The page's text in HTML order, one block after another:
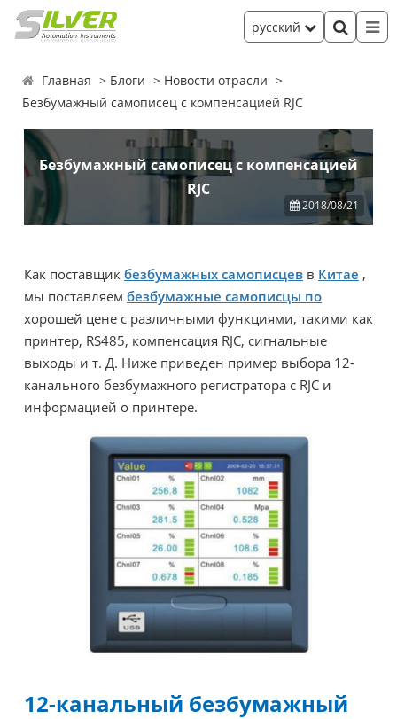
русский
Главная Блоги
Новости отрасли
Безбумажный самописец с компенсацией RJC
Безбумажный самописец с компенсацией
RJC
2018/08/21
Как поставщик безбумажных самописцев в Китае ,
мы поставляем безбумажные самописцы по
хорошей цене с различными функциями, такими как
принтер, RS485, компенсация RJC, сигнальные
выходы и т. Д. Ниже приведен пример выбора 12-
канального безбумажного регистратора с RJC и
информацией о принтере.
12-канальный безбумажный